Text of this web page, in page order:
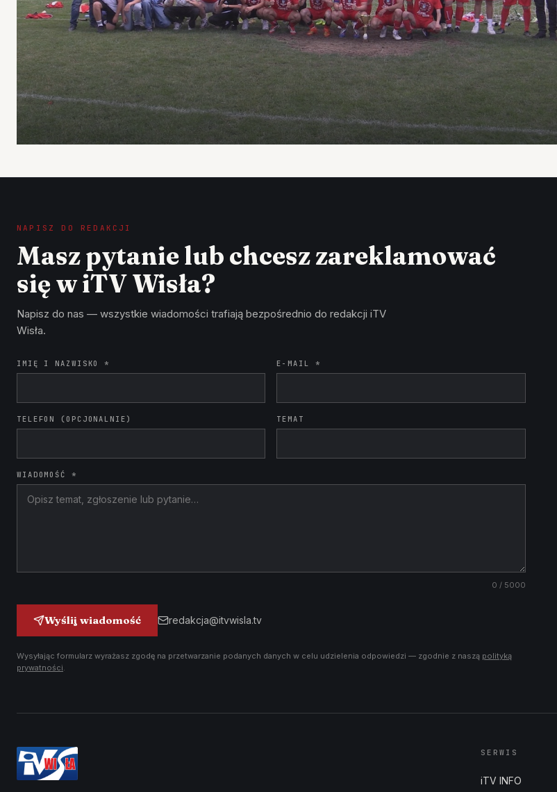
NAPISZ DO REDAKCJI
Masz pytanie lub chcesz zareklamować
się w iTV Wisła?
Napisz do nas — wszystkie wiadomości trafiają bezpośrednio do redakcji iTV
Wisła.
IMIĘ I NAZWISKO * E-MAIL *
TELEFON (OPCJONALNIE) TEMAT
WIADOMOŚĆ *
0 / 5000
Wyślij wiadomość redakcja@itvwisla.tv
Wysyłając formularz wyrażasz zgodę na przetwarzanie podanych danych w celu udzielenia odpowiedzi — zgodnie z naszą polityką
prywatności.
SERWIS
iTV INFO